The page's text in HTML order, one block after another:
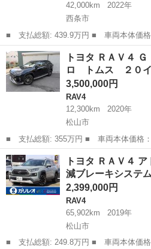
42,000km
2022年
西条市
■ 支払総額: 439.9万円 ■ 車両本体価格： 4,278,000 円 ■ メーカ
ー名： トヨタ ■ 車種名： ＲＡＶ４
イブリッドＧ 新品タイヤ／サンルーフ
レイオー...
愛媛 西条市 RAV4
トヨタ ＲＡＶ４
ロ トムス ２０
3,500,000円
RAV4
12,300km
2020年
松山市
■ 支払総額: 355万円 ■ 車両本体価格： 3,500,000 円 ■ メーカー
名： トヨタ ■ 車種名： ＲＡＶ４
ムス フルエアロ トムス ２０インチ
ィスプレイ...
愛媛 松山市 RAV4
トヨタ ＲＡＶ４
減ブレーキシステ
2,399,000円
RAV4
65,902km
2019年
松山市
■ 支払総額: 249.8万円 ■ 車両本体価格： 2,399,000 円 ■ メーカ